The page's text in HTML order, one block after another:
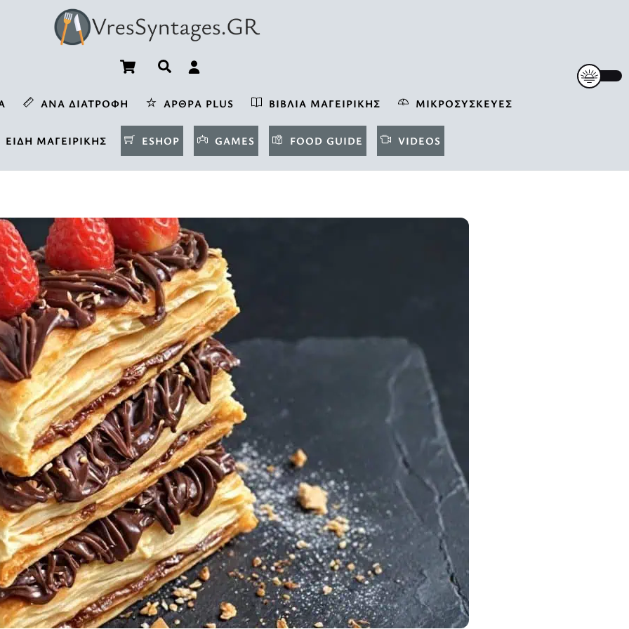
Cart Αναζήτηση
ΑΝΆ ΔΙΑΤΡΟΦΉ ΆΡΘΡΑ PLUS ΒΙΒΛΊΑ ΜΑΓΕΙΡΙΚΉΣ ΜΙΚΡΟΣΥΣΚΕΥΈΣ
ΕΊΔΗ ΜΑΓΕΙΡΙΚΉΣ ESHOP GAMES FOOD GUIDE VIDEOS